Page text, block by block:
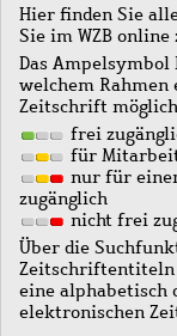
Hier finden Sie
Sie im WZB
Das
welchem
Zeitschrift
frei
für
nur für
zugänglich
nicht frei
Über die
Zeitschriftentiteln
eine alphabetisch
elektronischen